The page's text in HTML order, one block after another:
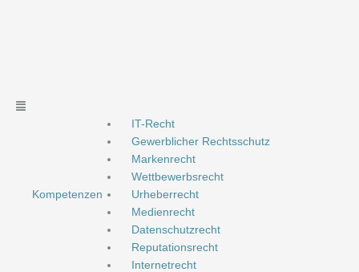
Main
Kompetenzen
IT-Recht
Gewerblicher Rechtsschutz
Markenrecht
Wettbewerbsrecht
Urheberrecht
Medienrecht
Datenschutzrecht
Reputationsrecht
Internetrecht